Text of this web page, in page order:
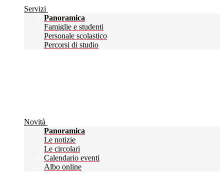
Servizi
Panoramica
Famiglie e studenti
Personale scolastico
Percorsi di studio
Novità
Panoramica
Le notizie
Le circolari
Calendario eventi
Albo online